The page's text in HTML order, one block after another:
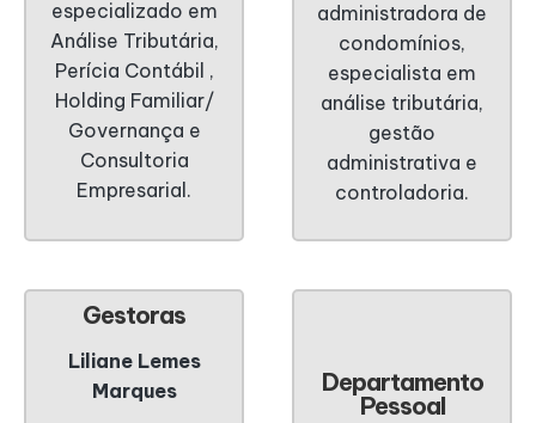
especializado em
Análise Tributária,
Perícia Contábil ,
Holding Familiar/
Governança e
Consultoria
Empresarial.
administradora de
condomínios,
especialista em
análise tributária,
gestão
administrativa e
controladoria.
Gestoras
Liliane Lemes
Marques
Departamento
Pessoal